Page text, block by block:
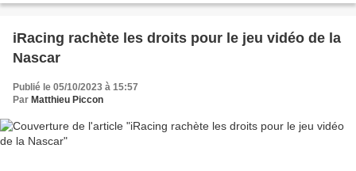
iRacing rachète les droits pour le jeu vidéo de la
Nascar
Publié le 05/10/2023 à 15:57
Par Matthieu Piccon